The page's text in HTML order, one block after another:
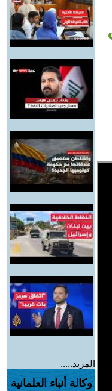
المزيد.....
وكالة أنباء العلمانية